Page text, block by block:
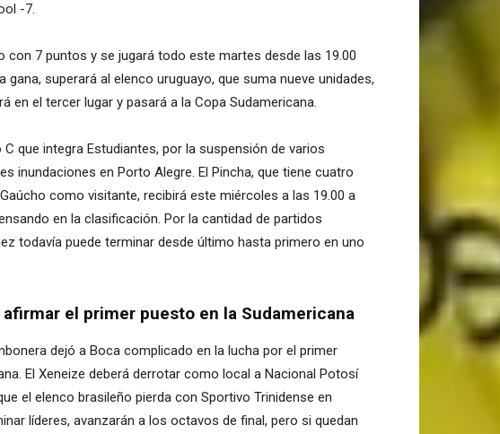
-7.
con 7 puntos y se jugará todo este martes desde las 19.00
gana, superará al elenco uruguayo, que suma nueve unidades,
en el tercer lugar y pasará a la Copa Sudamericana.
que integra Estudiantes, por la suspensión de varios
inundaciones en Porto Alegre. El Pincha, que tiene cuatro
como visitante, recibirá este miércoles a las 19.00 a
en la clasificación. Por la cantidad de partidos
todavía puede terminar desde último hasta primero en uno
el primer puesto en la Sudamericana
dejó a Boca complicado en la lucha por el primer
El Xeneize deberá derrotar como local a Nacional Potosí
el elenco brasileño pierda con Sportivo Trinidense en
líderes, avanzarán a los octavos de final, pero si quedan